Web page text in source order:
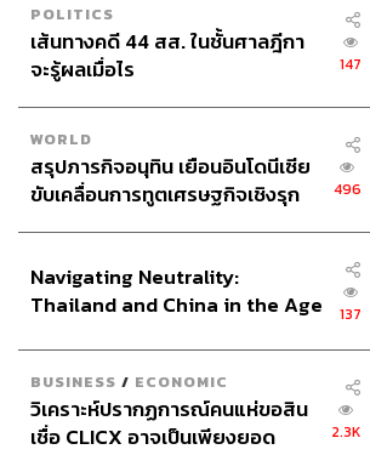
POLITICS
เส้นทางคดี 44 สส. ในชั้นศาลฎีกา
จะรู้ผลเมื่อไร
147
WORLD
สรุปภารกิจอนุทิน เยือนอินโดนีเซีย
ขับเคลื่อนการทูตเศรษฐกิจเชิงรุก
496
Navigating Neutrality:
Thailand and China in the Age
137
BUSINESS / ECONOMIC
วิเคราะห์ปรากฏการณ์คนแห่ขอสิน
เชื่อ CLICX อาจเป็นเพียงยอด
2.3K